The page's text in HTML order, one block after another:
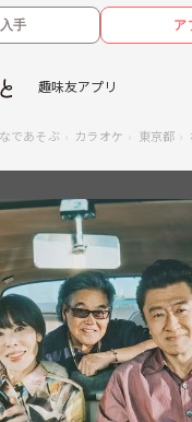
手 ア
趣味友アプリ
であそぶ カラオケ 東京都